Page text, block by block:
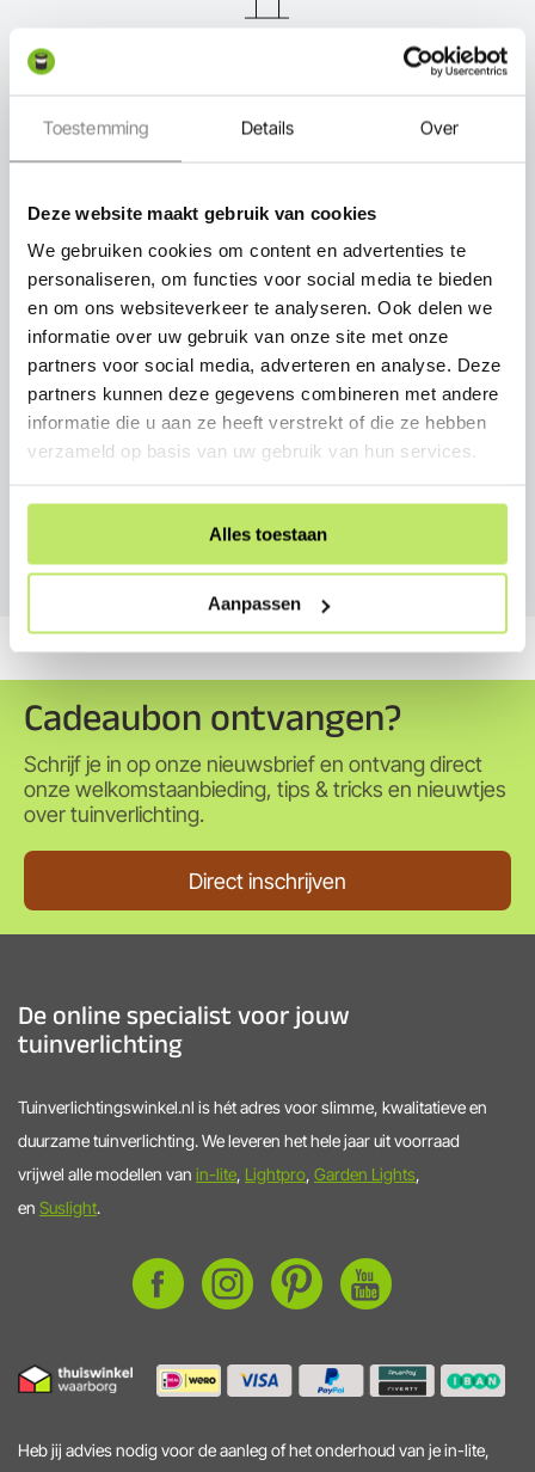
Toestemming Details Over
Deze website maakt gebruik van cookies
We gebruiken cookies om content en advertenties te
personaliseren, om functies voor social media te bieden
en om ons websiteverkeer te analyseren. Ook delen we
informatie over uw gebruik van onze site met onze
partners voor social media, adverteren en analyse. Deze
partners kunnen deze gegevens combineren met andere
informatie die u aan ze heeft verstrekt of die ze hebben
verzameld op basis van uw gebruik van hun services.
Alles toestaan
Aanpassen
Snel thuisbezorgd
Persoonlijk advies
Service
Cadeaubon ontvangen?
Schrijf je in op onze nieuwsbrief en ontvang direct
onze welkomstaanbieding, tips & tricks en nieuwtjes
over tuinverlichting.
Direct inschrijven
De online specialist voor jouw
tuinverlichting
Tuinverlichtingswinkel.nl is hét adres voor slimme, kwalitatieve en
duurzame tuinverlichting. We leveren het hele jaar uit voorraad
vrijwel alle modellen van in-lite, Lightpro, Garden Lights,
en Suslight.
Heb jij advies nodig voor de aanleg of het onderhoud van je in-lite,